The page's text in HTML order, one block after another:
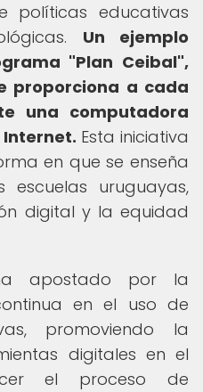
políticas educativas
Un ejemplo
"Plan Ceibal",
proporciona a cada
una computadora
Esta iniciativa
en que se enseña
uruguayas,
digital y la equidad
apostado por la
en el uso de
promoviendo la
digitales en el
el proceso de